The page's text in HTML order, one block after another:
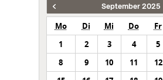
September 2025
Mo Di Mi Do Fr
1
2 3 4 5
8
9 10 11 12